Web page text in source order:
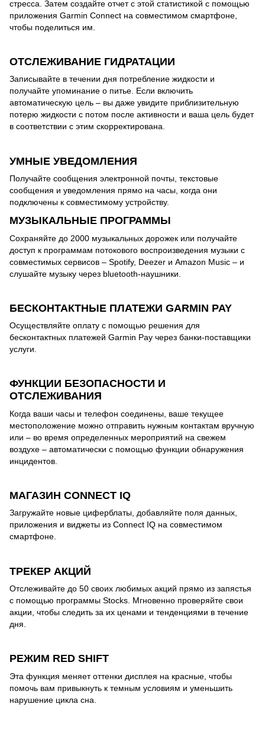
стресса. Затем создайте отчет с этой статистикой с помощью
приложения Garmin Connect на совместимом смартфоне,
чтобы поделиться им.
ОТСЛЕЖИВАНИЕ ГИДРАТАЦИИ
Записывайте в течении дня потребление жидкости и
получайте упоминание о питье. Если включить
автоматическую цель – вы даже увидите приблизительную
потерю жидкости с потом после активности и ваша цель будет
в соответствии с этим скорректирована.
УМНЫЕ УВЕДОМЛЕНИЯ
Получайте сообщения электронной почты, текстовые
сообщения и уведомления прямо на часы, когда они
подключены к совместимому устройству.
МУЗЫКАЛЬНЫЕ ПРОГРАММЫ
Сохраняйте до 2000 музыкальных дорожек или получайте
доступ к программам потокового воспроизведения музыки с
совместимых сервисов – Spotify, Deezer и Amazon Music – и
слушайте музыку через bluetooth-наушники.
БЕСКОНТАКТНЫЕ ПЛАТЕЖИ GARMIN PAY
Осуществляйте оплату с помощью решения для
бесконтактных платежей Garmin Pay через банки-поставщики
услуги.
ФУНКЦИИ БЕЗОПАСНОСТИ И
ОТСЛЕЖИВАНИЯ
Когда ваши часы и телефон соединены, ваше текущее
местоположение можно отправить нужным контактам вручную
или – во время определенных мероприятий на свежем
воздухе – автоматически с помощью функции обнаружения
инцидентов.
МАГАЗИН CONNECT IQ
Загружайте новые циферблаты, добавляйте поля данных,
приложения и виджеты из Connect IQ на совместимом
смартфоне.
ТРЕКЕР АКЦИЙ
Отслеживайте до 50 своих любимых акций прямо из запястья
с помощью программы Stocks. Мгновенно проверяйте свои
акции, чтобы следить за их ценами и тенденциями в течение
дня.
РЕЖИМ RED SHIFT
Эта функция меняет оттенки дисплея на красные, чтобы
помочь вам привыкнуть к темным условиям и уменьшить
нарушение цикла сна.